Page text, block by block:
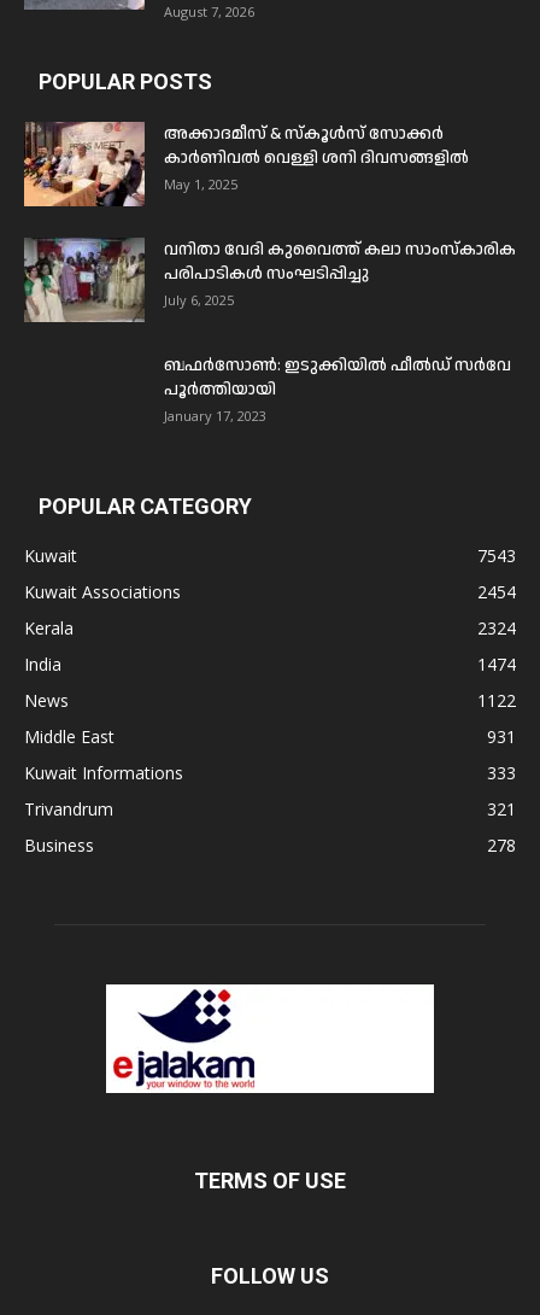
August 7, 2026
POPULAR POSTS
അക്കാദമീസ് & സ്കൂൾസ് സോക്കർ
കാർണിവൽ വെള്ളി ശനി ദിവസങ്ങളിൽ
May 1, 2025
വനിതാ വേദി കുവൈത്ത് കലാ സാംസ്കാരിക
പരിപാടികൾ സംഘടിപ്പിച്ചു
July 6, 2025
ബഫര്‍സോണ്‍: ഇടുക്കിയില്‍ ഫീല്‍ഡ് സര്‍വേ
പൂര്‍ത്തിയായി
January 17, 2023
POPULAR CATEGORY
Kuwait
7543
Kuwait Associations
2454
Kerala
2324
India
1474
News
1122
Middle East
931
Kuwait Informations
333
Trivandrum
321
Business
278
TERMS OF USE
FOLLOW US